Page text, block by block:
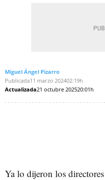
Miguel Ángel Pizarro
Publicada11 marzo 202402:19h
Actualizada21 octubre 202520:01h
Ya lo dijeron los